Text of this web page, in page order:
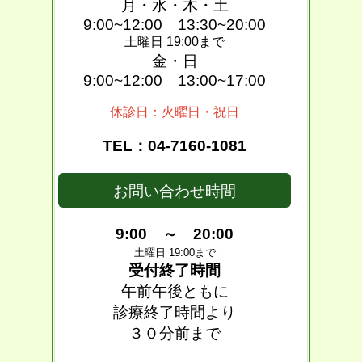
月・水・木・土
9:00~12:00 13:30~20:00
土曜日 19:00まで
金・日
9:00~12:00 13:00~17:00
休診日：火曜日・祝日
TEL：04-7160-1081
お問い合わせ時間
9:00 ～ 20:00
土曜日 19:00まで
受付終了時間
午前午後ともに
診療終了時間より
３０分前まで